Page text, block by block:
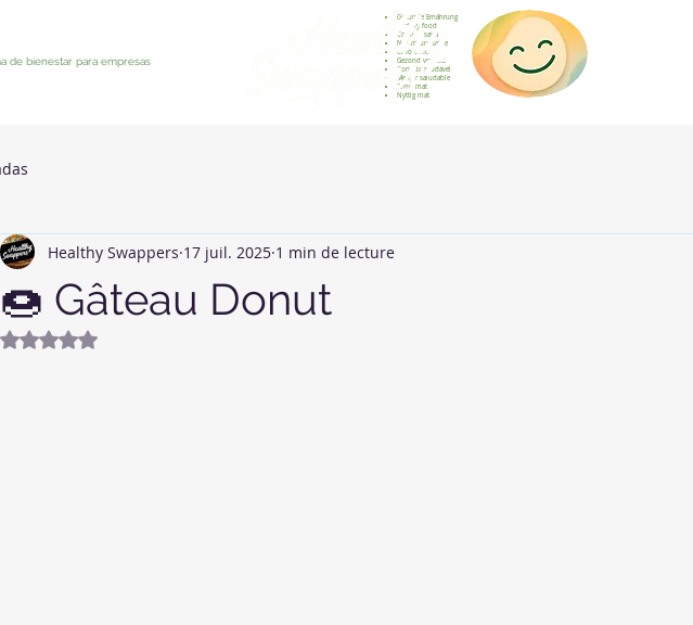
de bienestar para empresas
Gesunde Ernährung
Healthy food
Comida sana
Nourriture saine
Cibo sano
Gezond voedsel
Comida saudável
Menjar saludable
Sunn mat
Nyttig mat
🍩 Gâteau Donut
Healthy Swappers 17 juil. 2025 1 min de lecture
Noté NaN étoiles sur 5.